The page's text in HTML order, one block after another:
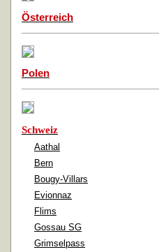
Österreich
Polen
Schweiz
Aathal
Bern
Bougy-Villars
Evionnaz
Flims
Gossau SG
Grimselpass